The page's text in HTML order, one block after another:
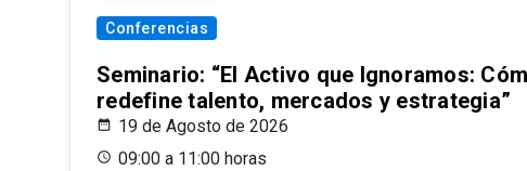
Conferencias
Seminario: “El Activo que Ignoramos:
redefine talento, mercados y estrategia”
19 de Agosto de 2026
09:00 a 11:00 horas